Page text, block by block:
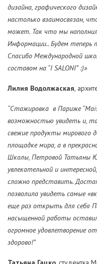
дизайна, графического
настолько взаимосвязан,
может. Так что мы
Информации.. Будем теперь
Спасибо Международной
составом на “I SALONI” :)»
Лилия Водолжаская,
“Стажировка в Париже
возможностью увидеть и,
свежие продукты мирового
площадке мира, а в
Школы, Петровой Татьяны
увлекательной и
сложно представить.
позволила увидеть самые
еще раз открыть для себя
насыщенной работы
огромное удовлетворение
здорово!”